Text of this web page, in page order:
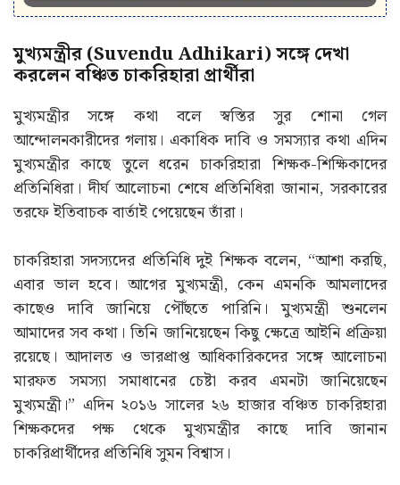
মুখ্যমন্ত্রীর (Suvendu Adhikari) সঙ্গে দেখা
করলেন বঞ্চিত চাকরিহারা প্রার্থীরা
মুখ্যমন্ত্রীর সঙ্গে কথা বলে স্বস্তির সুর শোনা গেল
আন্দোলনকারীদের গলায়। একাধিক দাবি ও সমস্যার কথা এদিন
মুখ্যমন্ত্রীর কাছে তুলে ধরেন চাকরিহারা শিক্ষক-শিক্ষিকাদের
প্রতিনিধিরা। দীর্ঘ আলোচনা শেষে প্রতিনিধিরা জানান, সরকারের
তরফে ইতিবাচক বার্তাই পেয়েছেন তাঁরা।
চাকরিহারা সদস্যদের প্রতিনিধি দুই শিক্ষক বলেন, “আশা করছি,
এবার ভাল হবে। আগের মুখ্যমন্ত্রী, কেন এমনকি আমলাদের
কাছেও দাবি জানিয়ে পৌঁছতে পারিনি। মুখ্যমন্ত্রী শুনলেন
আমাদের সব কথা। তিনি জানিয়েছেন কিছু ক্ষেত্রে আইনি প্রক্রিয়া
রয়েছে। আদালত ও ভারপ্রাপ্ত আধিকারিকদের সঙ্গে আলোচনা
মারফত সমস্যা সমাধানের চেষ্টা করব এমনটা জানিয়েছেন
মুখ্যমন্ত্রী।” এদিন ২০১৬ সালের ২৬ হাজার বঞ্চিত চাকরিহারা
শিক্ষকদের পক্ষ থেকে মুখ্যমন্ত্রীর কাছে দাবি জানান
চাকরিপ্রার্থীদের প্রতিনিধি সুমন বিশ্বাস।